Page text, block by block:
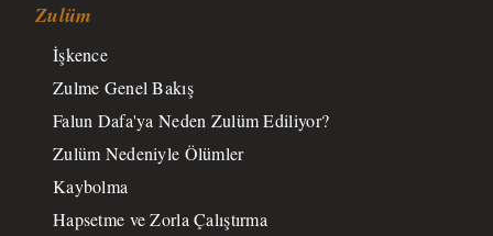
Zulüm
İşkence
Zulme Genel Bakış
Falun Dafa'ya Neden Zulüm Ediliyor?
Zulüm Nedeniyle Ölümler
Kaybolma
Hapsetme ve Zorla Çalıştırma